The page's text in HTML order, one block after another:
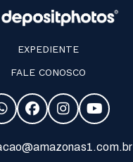
EXPEDIENTE
FALE CONOSCO